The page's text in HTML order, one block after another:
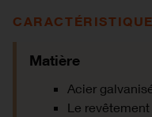
Matière
Acier
Le